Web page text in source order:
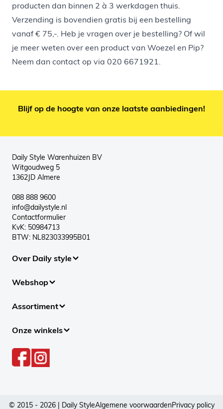
producten dan binnen 2 à 3 werkdagen thuis.
Verzending is bovendien gratis bij een bestelling
vanaf € 75,-. Heb je vragen over je bestelling? Of wil
je meer weten over een product van Woezel en Pip?
Neem dan contact op via 020 6671921.
Blijf op de hoogte van onze laatste aanbiedingen!
Daily Style Warenhuizen BV
Witgoudweg 5
1362JD Almere
088 888 9600
info@dailystyle.nl
Contactformulier
KvK: 50984713
BTW: NL823033995B01
Over Daily style
Webshop
Assortiment
Onze winkels
© 2015 - 2026 | Daily StyleAlgemene voorwaardenPrivacy policy